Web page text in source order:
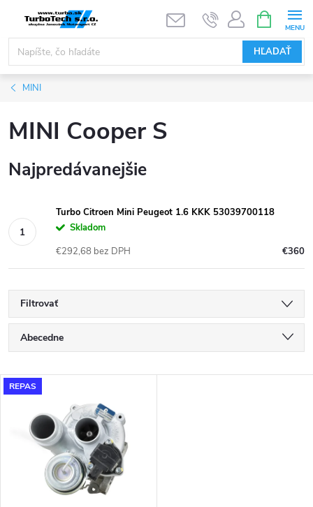
obsah
HĽADAŤ
KOŠÍK
MINI
MINI Cooper S
Najpredávanejšie
Turbo Citroen Mini Peugeot 1.6 KKK 53039700118
Skladom
€360
€292,68 bez DPH
Filtrovať
R
a
Abecedne
Najdrahšie
Najpredávanejšie
V
REPAS